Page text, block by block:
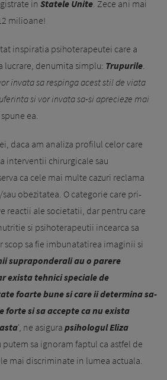
in Statele Unite . Zece ani mai
milioane!
inspiratia psihoterapeutei care a
lucrare, denumita simplu: Trupurile
invata sa respinga acest stil de viata
si vor invata sa-si aprecieze mai
ea.
daca am analiza profilul celor care
interventii chirurgicale sau
ca cele mai multe cazuri reclama
obezitatea. O categorie care pri­
reactii ale societatii, dar pentru care
si psihoterapeutii incearca sa
scop sa fie imbunatatirea imaginii si
supraponderali au o parere
exista tehnici speciale de
foarte bune si care ii determina sa-
forte si sa accepte ca nu exista
', ne asigura psihologul Eliza
putem sa ignoram faptul ca astfel de
mai discriminate in lumea actuala.